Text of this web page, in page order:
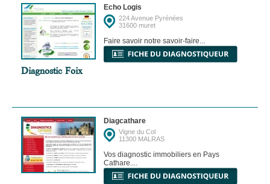
Echo Logis
224 Avenue Pyrénées
31600 muret
Faire savoir notre savoir-faire...
Diagnostic Foix
Diagcathare
Vigne du Col
11300 MALRAS
Vos diagnostic immobiliers en Pays
Cathare....